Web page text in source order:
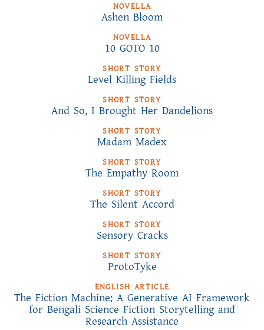
NOVELLA
Ashen Bloom
NOVELLA
10 GOTO 10
SHORT STORY
Level Killing Fields
SHORT STORY
And So, I Brought Her Dandelions
SHORT STORY
Madam Madex
SHORT STORY
The Empathy Room
SHORT STORY
The Silent Accord
SHORT STORY
Sensory Cracks
SHORT STORY
ProtoTyke
ENGLISH ARTICLE
The Fiction Machine: A Generative AI Framework
for Bengali Science Fiction Storytelling and
Research Assistance